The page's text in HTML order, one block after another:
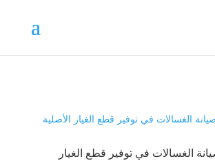
الغسالات في توفير قطع الغيار